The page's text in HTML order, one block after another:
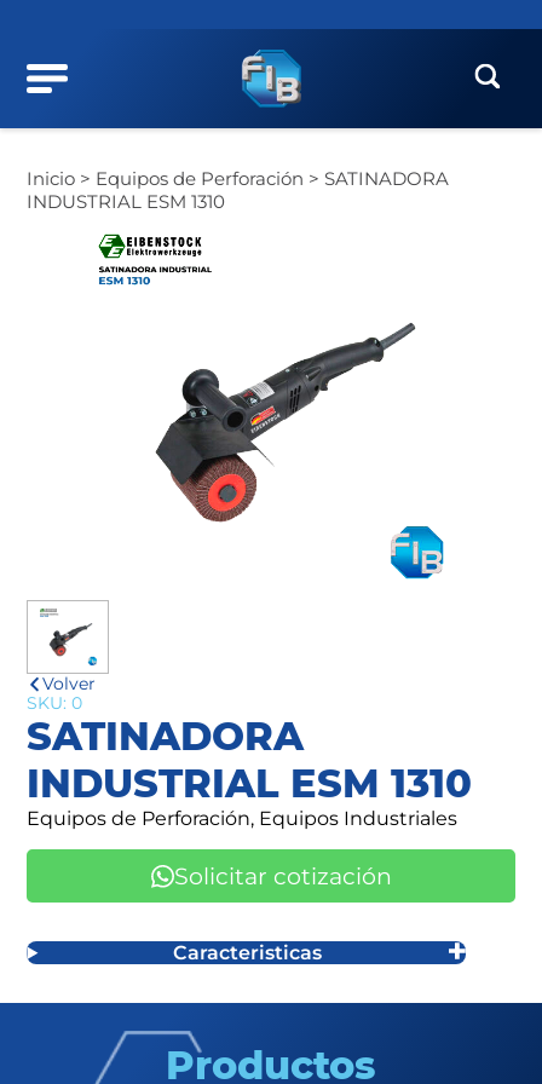
Inicio > Equipos de Perforación > SATINADORA
INDUSTRIAL ESM 1310
Volver
SKU: 0
SATINADORA
INDUSTRIAL ESM 1310
Equipos de Perforación, Equipos Industriales
Solicitar cotización
Caracteristicas
Productos